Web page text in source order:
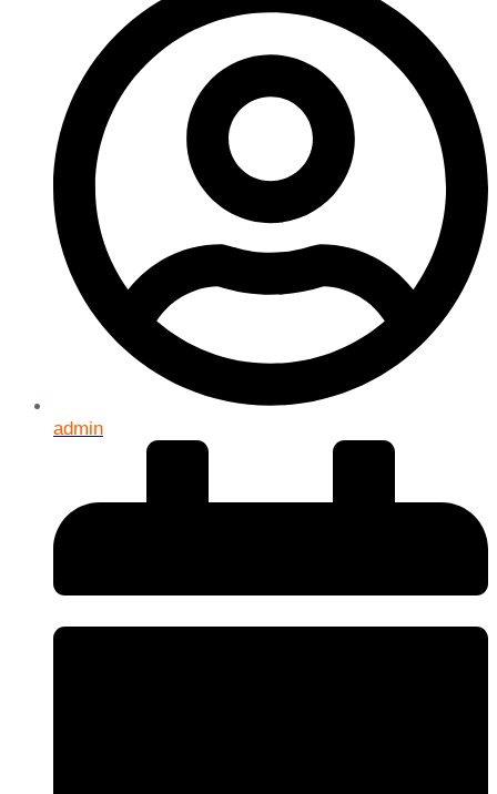
admin